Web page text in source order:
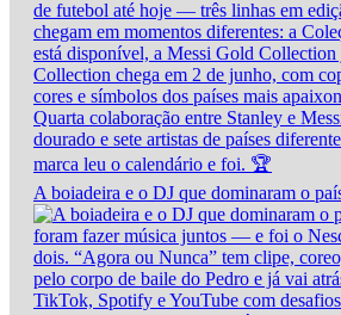
A boiadeira e o DJ que dominaram o